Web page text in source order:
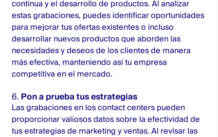
continua y el desarrollo de productos. Al analizar
estas grabaciones, puedes identificar oportunidades
para mejorar tus ofertas existentes o incluso
desarrollar nuevos productos que aborden las
necesidades y deseos de los clientes de manera
más efectiva, manteniendo así tu empresa
competitiva en el mercado.
6. Pon a prueba tus estrategias
Las grabaciones en los contact centers pueden
proporcionar valiosos datos sobre la efectividad de
tus estrategias de marketing y ventas. Al revisar las